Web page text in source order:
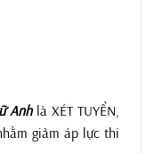
Anh là XÉT TUYỂN,
giảm áp lực thi